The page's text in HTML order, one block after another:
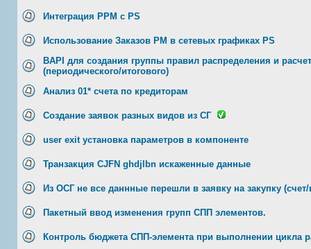
Интеграция PPM c PS
Использование Заказов PM в сетевых графиках PS
BAPI для создания группы правил распределения и
(периодического/итогового)
Анализ 01* счета по кредиторам
Создание заявок разных видов из СГ
user exit установка параметров в компоненте
Транзакция CJFN ghdjlbn искаженные данные
Из ОСГ не все даннные перешли в заявку на закупку (счет/
Пакетный ввод изменения групп СПП элементов.
Контроль бюджета СПП-элемента при выполнении цикла